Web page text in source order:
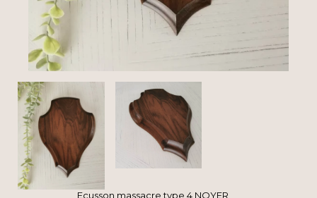
Ecusson massacre type 4 NOYER